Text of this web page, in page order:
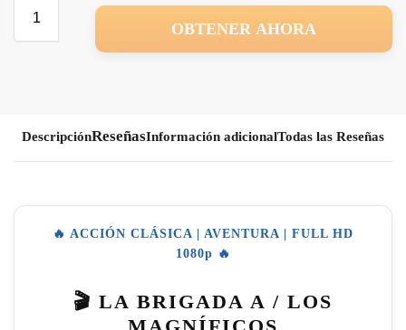
OBTENER AHORA
Descripción Información adicionalTodas las Reseñas
🔥 ACCIÓN CLÁSICA | AVENTURA | FULL HD
1080p 🔥
🎬 LA BRIGADA A / LOS